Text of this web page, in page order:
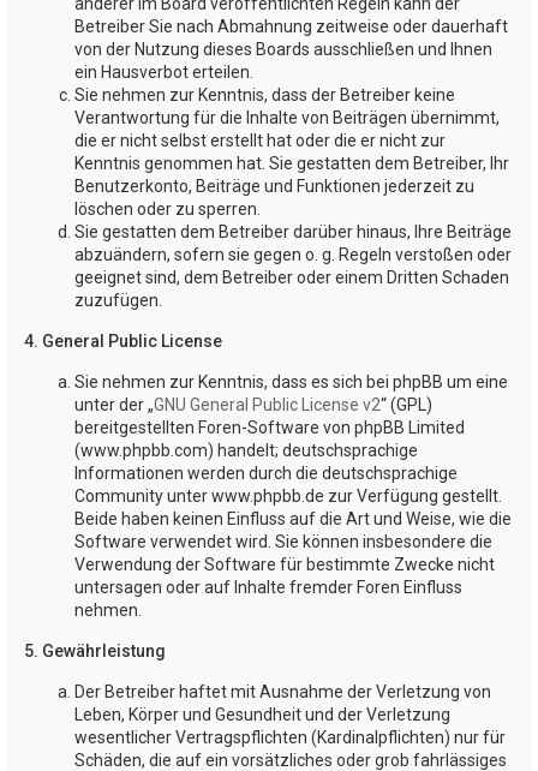
Betreiber Sie nach Abmahnung zeitweise oder dauerhaft
von der Nutzung dieses Boards ausschließen und Ihnen
ein Hausverbot erteilen.
Sie nehmen zur Kenntnis, dass der Betreiber keine
Verantwortung für die Inhalte von Beiträgen übernimmt,
die er nicht selbst erstellt hat oder die er nicht zur
Kenntnis genommen hat. Sie gestatten dem Betreiber, Ihr
Benutzerkonto, Beiträge und Funktionen jederzeit zu
löschen oder zu sperren.
Sie gestatten dem Betreiber darüber hinaus, Ihre Beiträge
abzuändern, sofern sie gegen o. g. Regeln verstoßen oder
geeignet sind, dem Betreiber oder einem Dritten Schaden
zuzufügen.
4. General Public License
Sie nehmen zur Kenntnis, dass es sich bei phpBB um eine
unter der „GNU General Public License v2“ (GPL)
bereitgestellten Foren-Software von phpBB Limited
(www.phpbb.com) handelt; deutschsprachige
Informationen werden durch die deutschsprachige
Community unter www.phpbb.de zur Verfügung gestellt.
Beide haben keinen Einfluss auf die Art und Weise, wie die
Software verwendet wird. Sie können insbesondere die
Verwendung der Software für bestimmte Zwecke nicht
untersagen oder auf Inhalte fremder Foren Einfluss
nehmen.
5. Gewährleistung
Der Betreiber haftet mit Ausnahme der Verletzung von
Leben, Körper und Gesundheit und der Verletzung
wesentlicher Vertragspflichten (Kardinalpflichten) nur für
Schäden, die auf ein vorsätzliches oder grob fahrlässiges